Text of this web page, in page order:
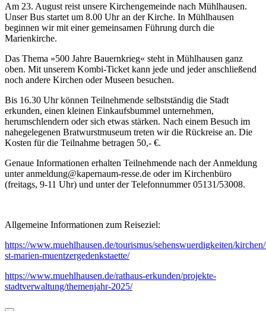
Am 23. August reist unsere Kirchengemeinde nach Mühlhausen.
Unser Bus startet um 8.00 Uhr an der Kirche. In Mühlhausen
beginnen wir mit einer gemeinsamen Führung durch die
Marienkirche.
Das Thema »500 Jahre Bauernkrieg« steht in Mühlhausen ganz
oben. Mit unserem Kombi-Ticket kann jede und jeder anschließend
noch andere Kirchen oder Museen besuchen.
Bis 16.30 Uhr können Teilnehmende selbstständig die Stadt
erkunden, einen kleinen Einkaufsbummel unternehmen,
herumschlendern oder sich etwas stärken. Nach einem Besuch im
nahegelegenen Bratwurstmuseum treten wir die Rückreise an. Die
Kosten für die Teilnahme betragen 50,- €.
Genaue Informationen erhalten Teilnehmende nach der Anmeldung
unter anmeldung@kapernaum-resse.de oder im Kirchenbüro
(freitags, 9-11 Uhr) und unter der Telefonnummer 05131/53008.
Allgemeine Informationen zum Reiseziel:
https://www.muehlhausen.de/tourismus/sehenswuerdigkeiten/
st-marien-muentzergedenkstaette/
https://www.muehlhausen.de/rathaus-erkunden/projekte-
stadtverwaltung/themenjahr-2025/